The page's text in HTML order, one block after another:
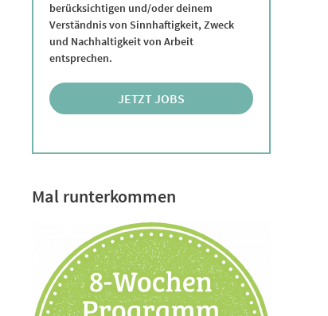
berücksichtigen und/oder deinem
Verständnis von Sinnhaftigkeit, Zweck
und Nachhaltigkeit von Arbeit
entsprechen.
JETZT JOBS
Mal runterkommen